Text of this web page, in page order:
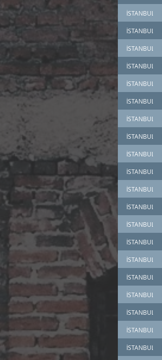
İSTANBUL
İSTANBUL
İSTANBUL
İSTANBUL
İSTANBUL
İSTANBUL
İSTANBUL
İSTANBUL
İSTANBUL
İSTANBUL
İSTANBUL
İSTANBUL
İSTANBUL
İSTANBUL
İSTANBUL
İSTANBUL
İSTANBUL
İSTANBUL
İSTANBUL
İSTANBUL